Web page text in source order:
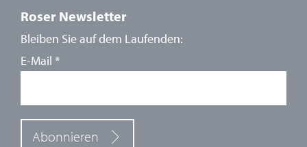
Roser Newsletter
Bleiben Sie auf dem Laufenden:
E-Mail *
Abonnieren